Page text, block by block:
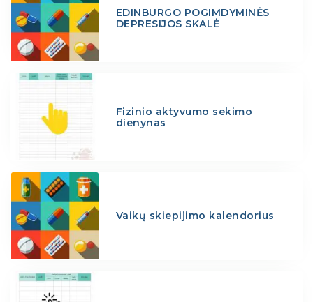
EDINBURGO POGIMDYMINĖS
DEPRESIJOS SKALĖ
Fizinio aktyvumo sekimo
dienynas
Vaikų skiepijimo kalendorius